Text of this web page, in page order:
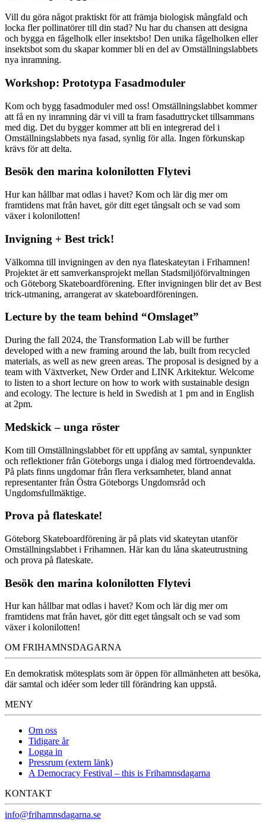
Vill du göra något praktiskt för att främja biologisk mångfald och
locka fler pollinatörer till din stad? Nu har du chansen att designa
och bygga en fågelholk eller insektsbo! Den unika fågelholken eller
insektsbot som du skapar kommer bli en del av Omställningslabbets
nya inramning.
Workshop: Prototypa Fasadmoduler
Kom och bygg fasadmoduler med oss! Omställningslabbet kommer
att få en ny inramning där vi vill ta fram fasaduttrycket tillsammans
med dig. Det du bygger kommer att bli en integrerad del i
Omställningslabbets nya fasad, synlig för alla. Ingen förkunskap
krävs för att delta.
Besök den marina kolonilotten Flytevi
Hur kan hållbar mat odlas i havet? Kom och lär dig mer om
framtidens mat från havet, gör ditt eget tångsalt och se vad som
växer i kolonilotten!
Invigning + Best trick!
Välkomna till invigningen av den nya flateskateytan i Frihamnen!
Projektet är ett samverkansprojekt mellan Stadsmiljöförvaltningen
och Göteborg Skateboardförening. Efter invigningen blir det av Best
trick-utmaning, arrangerat av skateboardföreningen.
Lecture by the team behind “Omslaget”
During the fall 2024, the Transformation Lab will be further
developed with a new framing around the lab, built from recycled
materials, as well as new green areas. The proposal is designed by a
team with Växtverket, New Order and LINK Arkitektur. Welcome
to listen to a short lecture on how to work with sustainable design
and ecology. The lecture is held in Swedish at 1 pm and in English
at 2pm.
Medskick – unga röster
Kom till Omställningslabbet för ett uppfång av samtal, synpunkter
och reflektioner från Göteborgs unga i dialog med förtroendevalda.
På plats finns ungdomar från flera verksamheter, bland annat
representanter från Östra Göteborgs Ungdomsråd och
Ungdomsfullmäktige.
Prova på flateskate!
Göteborg Skateboardförening är på plats vid skateytan utanför
Omställningslabbet i Frihamnen. Här kan du låna skateutrustning
och prova på flateskate.
Besök den marina kolonilotten Flytevi
Hur kan hållbar mat odlas i havet? Kom och lär dig mer om
framtidens mat från havet, gör ditt eget tångsalt och se vad som
växer i kolonilotten!
OM FRIHAMNSDAGARNA
En demokratisk mötesplats som är öppen för allmänheten att besöka,
där samtal och idéer som leder till förändring kan uppstå.
MENY
Om oss
Tidigare år
Logga in
Pressrum (extern länk)
A Democracy Festival – this is Frihamnsdagarna
KONTAKT
info@frihamnsdagarna.se